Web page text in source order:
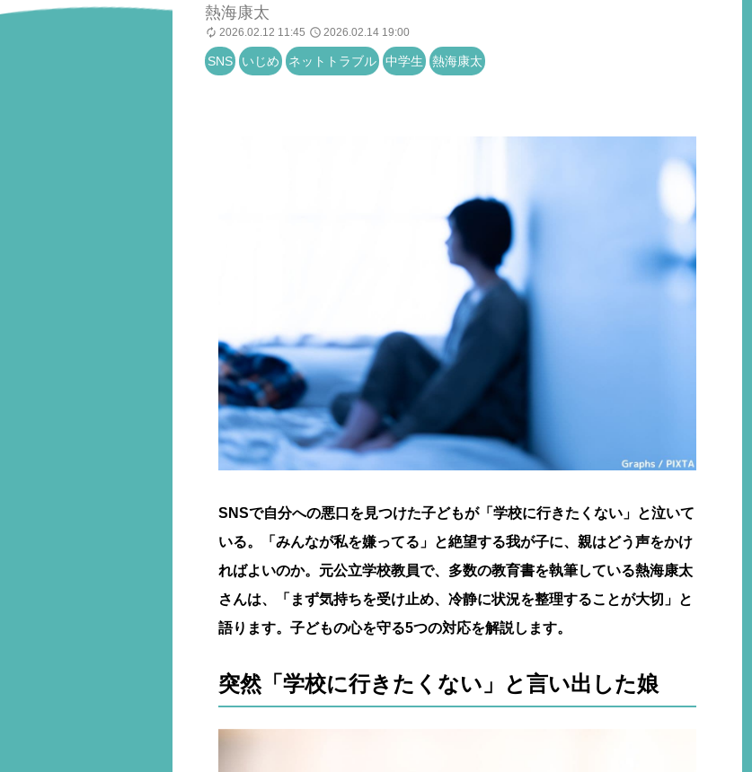
熱海康太
2026.02.12 11:45 2026.02.14 19:00
SNS いじめ ネットトラブル 中学生 熱海康太
SNSで自分への悪口を見つけた子どもが「学校に行きたくない」と泣いて
いる。「みんなが私を嫌ってる」と絶望する我が子に、親はどう声をかけ
ればよいのか。元公立学校教員で、多数の教育書を執筆している熱海康太
さんは、「まず気持ちを受け止め、冷静に状況を整理することが大切」と
語ります。子どもの心を守る5つの対応を解説します。
突然「学校に行きたくない」と言い出した娘